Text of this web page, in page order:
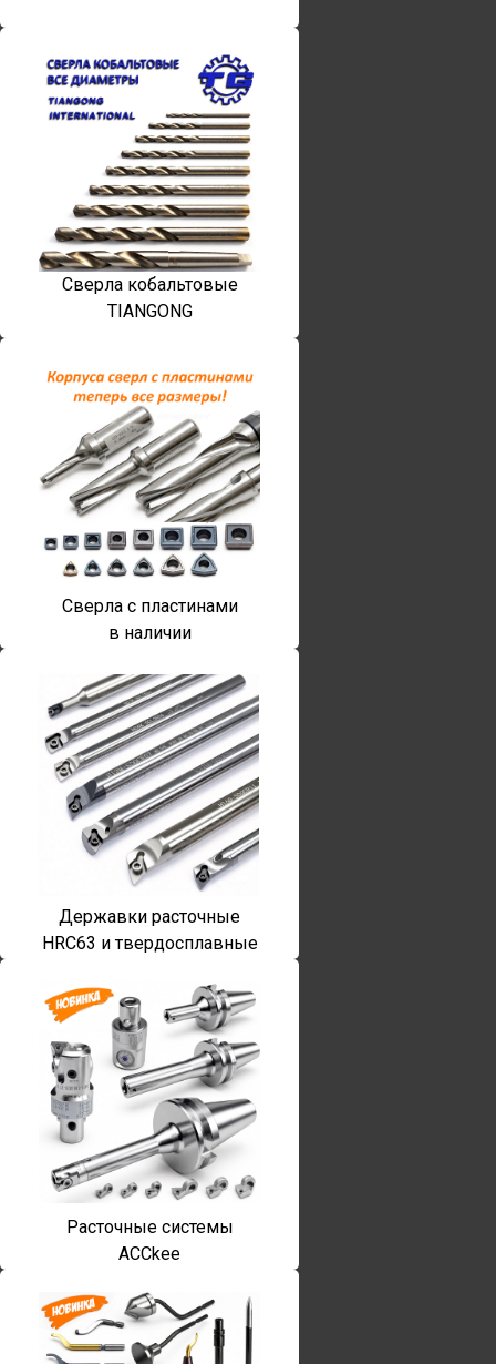
Сверла кобальтовые
TIANGONG
Сверла с пластинами
в наличии
Державки расточные
HRC63 и твердосплавные
Расточные системы
ACCkee